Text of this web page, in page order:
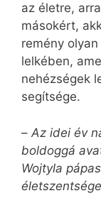
az életre,
másokért,
remény
lelkében,
nehézségek
segítsége.
– Az idei év
boldoggá
Wojtyla